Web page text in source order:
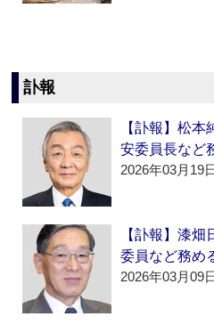
訃報
【訃報】松
安委員長など
2026年03月19
【訃報】漆
委員など務め
2026年03月09